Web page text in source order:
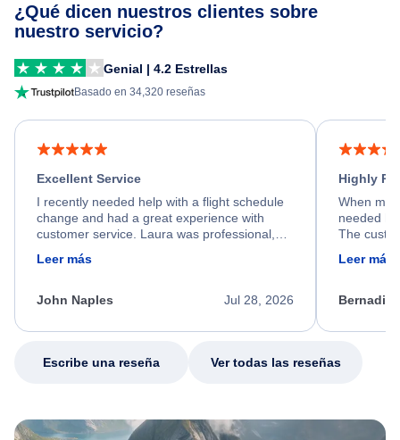
¿Qué dicen nuestros clientes sobre
nuestro servicio?
Genial | 4.2 Estrellas
Basado en 34,320 reseñas
Excellent Service
I recently needed help with a flight schedule
change and had a great experience with
customer service. Laura was professional,
friendly, and very helpful throughout the
process. She quickly found a solution and
appreciate her excellent service.
Leer más
Jul 28, 2026
John Naples
Highly
When my
needed
The
calm,
my issue.
Leer más
Escribe una reseña Ver todas las reseñas